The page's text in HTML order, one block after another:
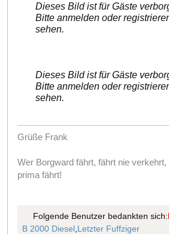
Dieses Bild ist für Gäste
Bitte anmelden oder
sehen.
Dieses Bild ist für Gäste
Bitte anmelden oder
sehen.
Grüße Frank
Wer Borgward fährt, fährt nie
prima fährt!
Folgende Benutzer bedankten sich:
B 2000 Diesel,Letzter Fuffziger